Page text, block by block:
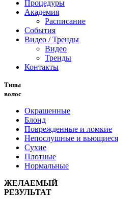
Процедуры
Академия
Расписание
События
Видео / Тренды
Видео
Тренды
Контакты
Типы
волос
Окрашенные
Блонд
Поврежденные и ломкие
Непослушные и вьющиеся
Сухие
Плотные
Нормальные
ЖЕЛАЕМЫЙ
РЕЗУЛЬТАТ